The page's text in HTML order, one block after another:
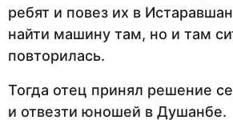
ребят и повез их в
найти машину там, но и там
повторилась.
Тогда отец принял решение
и отвезти юношей в Душанбе.